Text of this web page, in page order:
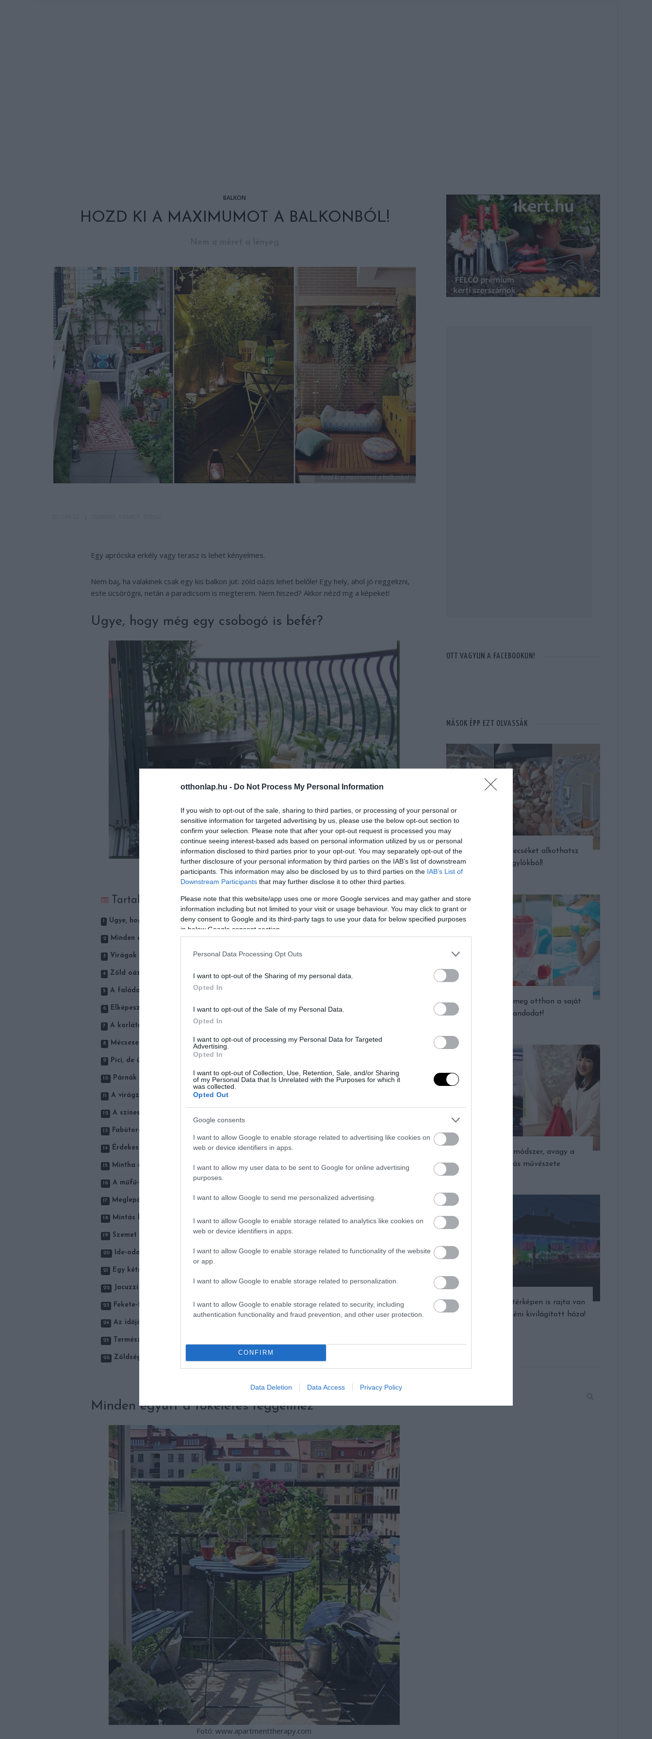
otthonlap.hu - Do Not Process My Personal Information
If you wish to opt-out of the sale, sharing to third parties, or processing of your personal or
sensitive information for targeted advertising by us, please use the below opt-out section to
confirm your selection. Please note that after your opt-out request is processed you may
continue seeing interest-based ads based on personal information utilized by us or personal
information disclosed to third parties prior to your opt-out. You may separately opt-out of the
further disclosure of your personal information by third parties on the IAB’s list of downstream
participants. This information may also be disclosed by us to third parties on the IAB’s List of
Downstream Participants that may further disclose it to other third parties.
Please note that this website/app uses one or more Google services and may gather and store
information including but not limited to your visit or usage behaviour. You may click to grant or
deny consent to Google and its third-party tags to use your data for below specified purposes
in below Google consent section.
Personal Data Processing Opt Outs
I want to opt-out of the Sharing of my personal data.
Opted In
I want to opt-out of the Sale of my Personal Data.
Opted In
I want to opt-out of processing my Personal Data for Targeted
Advertising.
Opted In
I want to opt-out of Collection, Use, Retention, Sale, and/or Sharing
of my Personal Data that Is Unrelated with the Purposes for which it
was collected.
Opted Out
Google consents
I want to allow Google to enable storage related to advertising like cookies on
web or device identifiers in apps.
I want to allow my user data to be sent to Google for online advertising
purposes.
I want to allow Google to send me personalized advertising.
I want to allow Google to enable storage related to analytics like cookies on
web or device identifiers in apps.
I want to allow Google to enable storage related to functionality of the website
or app.
I want to allow Google to enable storage related to personalization.
I want to allow Google to enable storage related to security, including
authentication functionality and fraud prevention, and other user protection.
CONFIRM
Data Deletion Data Access Privacy Policy
BALKON
HOZD KI A MAXIMUMOT A BALKONBÓL!
hozd ki a maximumot a balkonbol
Egy aprócska erkély vagy terasz is lehet kényelmes.
Nem baj, ha valakinek csak egy kis balkon jut: zöld oázis lehet belőle! Egy hely, ahol jó reggelizni,
este ücsörögni, netán a paradicsom is megterem. Nem hiszed? Akkor nézd mg a képeket!
Ugye, hogy még egy csobogó is befér?
Fotó: www.apartmenttherapy.com
Tartalom
Ugye, hogy még egy csobogó is befér?
Minden együtt a tökéletes reggelihez
Virágok cserépben, kaspóban, földön és égben
Zöld oázis a város közepén
A faláda rusztikus hatást kelt az apró balkonon
Elképesztő burjánzás
A korlátra felfutó növények itt könnyen találnak maguknak támasztékot
Mécsesek, lámpácskák a hangulatos estékért
Pici, de üdítő látvány
Párnák teszik kényelmessé a tenyérnyi helyet
A virágzó növényeket látva egy nagy kertben érezzük magunkat
A színes textíliák otthonosságot sugároznak
Fabútorok és nagyon sok zöld együttese
Érdekes megoldás az árnyékot is adó pergola a balkon felett
Mintha a lenti kert folytatása lenne ez az aprócska kiülő-sarok
A műfű-szőnyeg ideális a falatnyi erkélyeken
Meglepő, de mutatós ötlet a kavicsborítás
Mintás burkolat, mintás párnák, romantikus összhatás
Szemet gyönyörködtető a sok-sok növény
Ide-oda futó ágacskák, mindent beborító virágok
Egy kétszemélyes pihenőhely és rengeteg zöld: ez pont elég
Jacuzzi az erkélyen? Miért is ne!
Fekete-fehér, klasszikus
Az időjárásálló bútorok, kiegészítők jól jönnek a szabadban
Természetes anyagok, természetes hatás
Zöldségeket is termeszthetünk, ha ahhoz szottyan kedvünk
Minden együtt a tökéletes reggelihez
Fotó: www.apartmenttherapy.com
OTT VAGYUN A FACEBOOKON!
MÁSOK ÉPP EZT OLVASSÁK
Ilyen csecsebecséket alkothatsz
kagylókból!
Így teremtsd meg otthon a saját
strandodat!
A KonMari módszer, avagy a
rendrakás művészete
Már a Google térképen is rajta van
a dabasi Eta néni kivilágított háza!
KERESÉS AZ OLDALON